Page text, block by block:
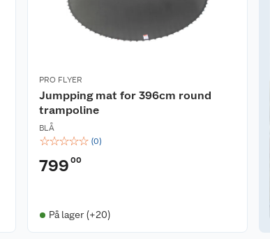
PRO FLYER
Jumpping mat for 396cm round
trampoline
BLÅ
☆☆☆☆☆ (0)
799 00
På lager (+20)